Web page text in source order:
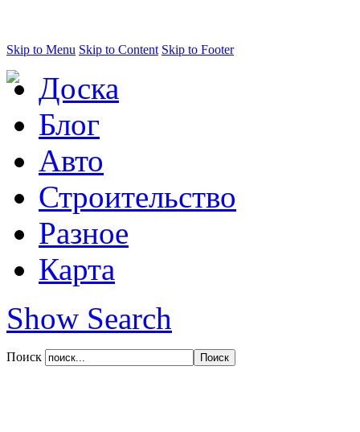
Skip to Menu Skip to Content Skip to Footer
Доска
Блог
Авто
Строительство
Разное
Карта
Show Search
Поиск